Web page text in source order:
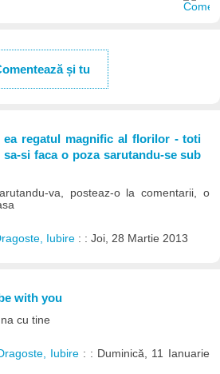
și tu
ea regatul magnific al florilor - toti
si faca o poza sarutandu-se sub
va, posteaz-o la comentarii, o
Iubire : : Joi, 28 Martie 2013
with you
cu tine
Iubire : : Duminică, 11 Ianuarie